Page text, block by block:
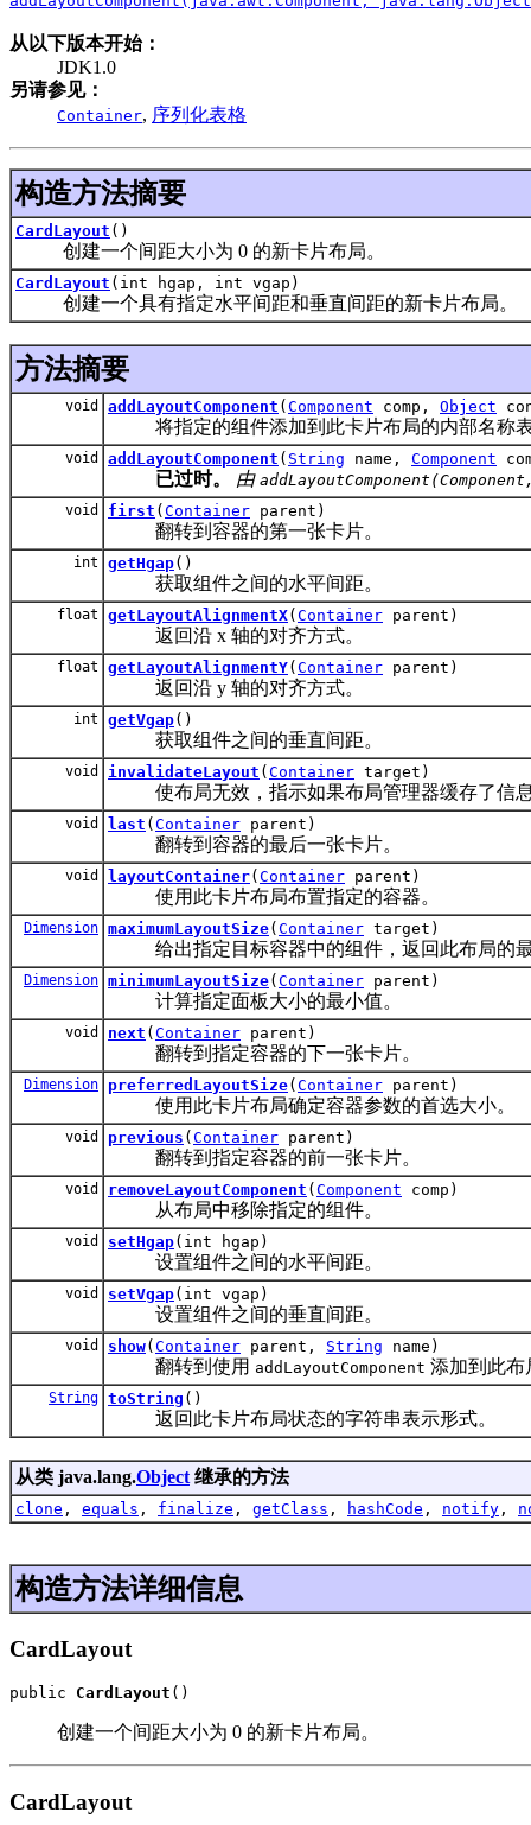
从以下版本开始：
JDK1.0
另请参见：
Container, 序列化表格
构造方法摘要
CardLayout ()
创建一个间距大小为 0 的新卡片布局。
CardLayout (int hgap, int vgap)
创建一个具有指定水平间距和垂直间距的新卡片布局。
方法摘要
void addLayoutComponent ( Component comp, Object
将指定的组件添加到此卡片布局的内部名称
void addLayoutComponent ( String name, Component
已过时。 由
void first ( Container parent)
翻转到容器的第一张卡片。
int getHgap()
获取组件之间的水平间距。
float getLayoutAlignmentX( Container parent)
返回沿 x 轴的对齐方式。
float getLayoutAlignmentY( Container parent)
返回沿 y 轴的对齐方式。
int getVgap()
获取组件之间的垂直间距。
void invalidateLayout ( Container target)
使布局无效，指示如果布局管理器缓存了信息
void last ( Container parent)
翻转到容器的最后一张卡片。
void layoutContainer( Container parent)
使用此卡片布局布置指定的容器。
Dimension maximumLayoutSize( Container target)
给出指定目标容器中的组件，返回此布局的
Dimension minimumLayoutSize( Container parent)
计算指定面板大小的最小值。
void next ( Container parent)
翻转到指定容器的下一张卡片。
Dimension preferredLayoutSize( Container parent)
使用此卡片布局确定容器参数的首选大小。
void previous ( Container parent)
翻转到指定容器的前一张卡片。
void removeLayoutComponent ( Component comp)
从布局中移除指定的组件。
void setHgap(int hgap)
设置组件之间的水平间距。
void setVgap(int vgap)
设置组件之间的垂直间距。
void show( Container parent, String name)
翻转到使用 addLayoutComponent 添加到此
String toString ()
返回此卡片布局状态的字符串表示形式。
从类 java.lang.Object 继承的方法
clone , equals , finalize , getClass , hashCode , notify ,
构造方法详细信息
CardLayout
public CardLayout ()
创建一个间距大小为 0 的新卡片布局。
CardLayout